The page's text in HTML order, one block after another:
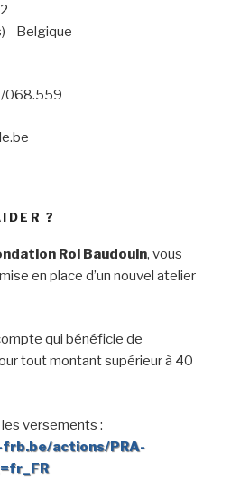
- Belgique
068.559
?
Roi Baudouin, vous
en place d’un nouvel atelier
qui bénéficie de
tout montant supérieur à 40
versements :
actions/PRA-